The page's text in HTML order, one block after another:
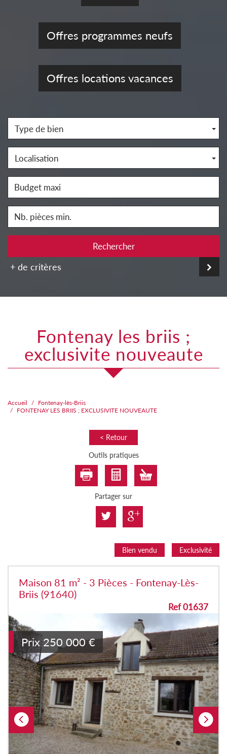
Offres programmes neufs
Offres locations vacances
Type de bien
Localisation
Rechercher
+ de critères
fontenay les briis ;
exclusivite nouveaute
Accueil
Fontenay-lès-Briis
FONTENAY LES BRIIS ; EXCLUSIVITE NOUVEAUTE
< Retour
Outils pratiques
Partager sur
Bien vendu Exclusivité
Maison 81 m² - 3 Pièces - Fontenay-Lès-
Briis (91640)
Ref 01637
Prix 250 000 €